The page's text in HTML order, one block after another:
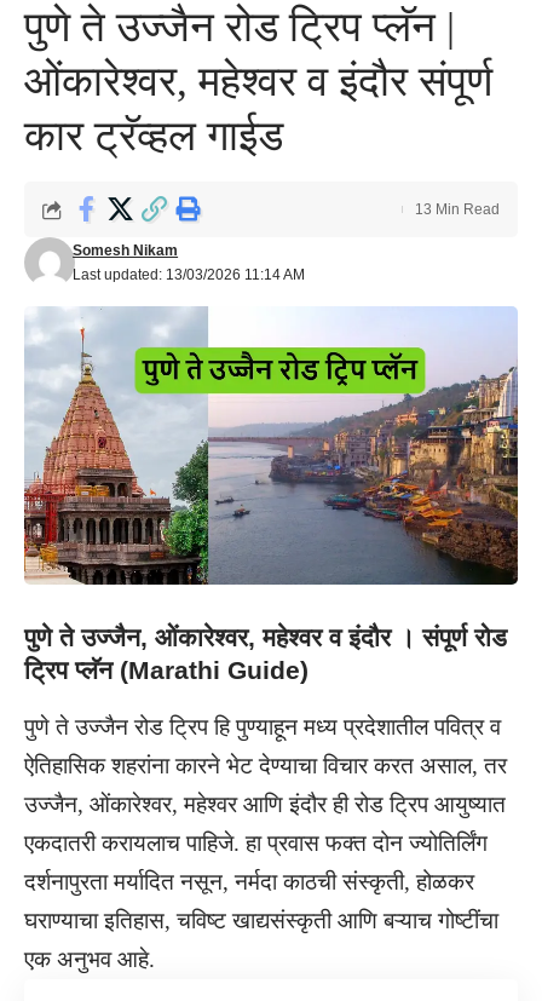
पुणे ते उज्जैन रोड ट्रिप प्लॅन |
ओंकारेश्वर, महेश्वर व इंदौर संपूर्ण
कार ट्रॅव्हल गाईड
Last updated: 13/03/2026 11:14 AM
Somesh Nikam
13 Min Read
पुणे ते उज्जैन, ओंकारेश्वर, महेश्वर व इंदौर । संपूर्ण रोड
ट्रिप प्लॅन (Marathi Guide)
पुणे ते उज्जैन रोड ट्रिप हि पुण्याहूनमध्य प्रदेशातीलपवित्र व
ऐतिहासिक शहरांना कारने भेट देण्याचा विचार करत असाल, तर
उज्जैन, ओंकारेश्वर, महेश्वर आणि इंदौर ही रोड ट्रिप आयुष्यात
एकदातरी करायलाच पाहिजे. हा प्रवास फक्त दोन ज्योतिर्लिंग
दर्शनापुरता मर्यादित नसून, नर्मदा काठची संस्कृती, होळकर
घराण्याचा इतिहास, चविष्ट खाद्यसंस्कृती आणि बऱ्याच गोष्टींचा
एक अनुभव आहे.